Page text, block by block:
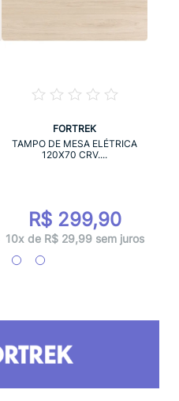
FORTREK
TAMPO DE MESA ELÉTRICA
120X70 CRV....
R$ 299,90
10x de R$ 29,99 sem juros